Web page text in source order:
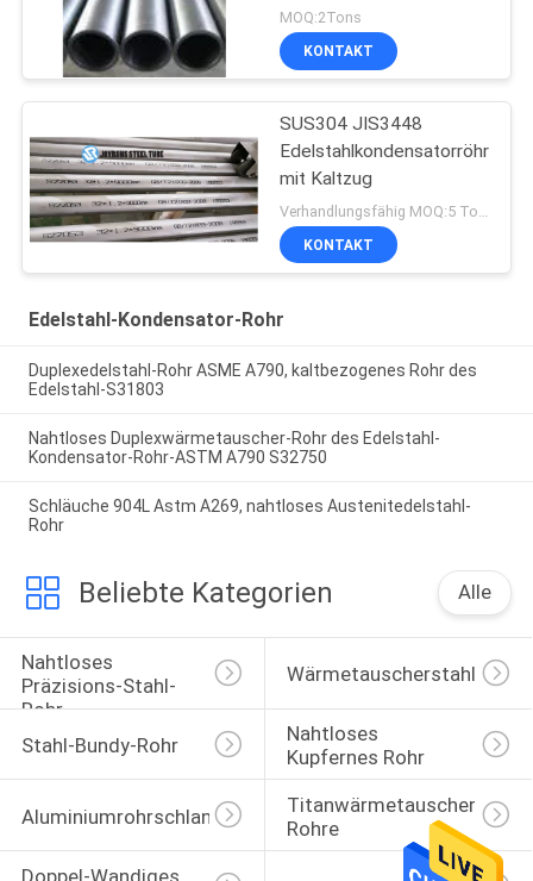
A249 316 316L
MOQ:2Tons
KONTAKT
SUS304 JIS3448
Edelstahlkondensatorröhre
mit Kaltzug
KONTAKT
Edelstahl-Kondensator-Rohr
Duplexedelstahl-Rohr ASME A790, kaltbezogenes Rohr des
Edelstahl-S31803
Nahtloses Duplexwärmetauscher-Rohr des Edelstahl-
Kondensator-Rohr-ASTM A790 S32750
Schläuche 904L Astm A269, nahtloses Austenitedelstahl-
Rohr
Beliebte Kategorien Alle
Nahtloses
Präzisions-Stahl-
Rohr
Wärmetauscherstahlrohr
Stahl-Bundy-Rohr
Nahtloses
Kupfernes Rohr
Aluminiumrohrschlange
Titanwärmetauscher-
Rohre
Doppel-Wandiges